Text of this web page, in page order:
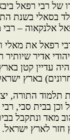
של רבי רפאל
בסאלי בשנת
אלנקאוה –
רפאל את מאלי
אדיר שיותיר
עדיין קטן
בארץ
תלמוד התורה,
וכן בבית סבי,
מאד ונתקבל
חזר לארץ ישראל.